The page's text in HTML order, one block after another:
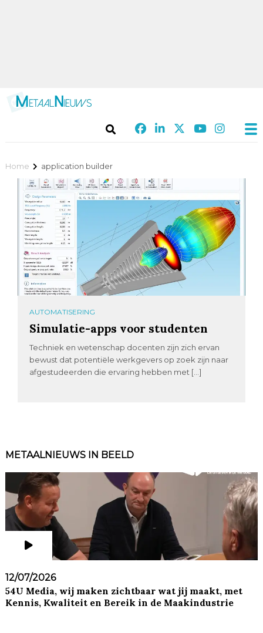
Home application builder
AUTOMATISERING
Simulatie-apps voor studenten
Techniek en wetenschap docenten zijn zich ervan
bewust dat potentiële werkgevers op zoek zijn naar
afgestudeerden die ervaring hebben met […]
METAALNIEUWS IN BEELD
12/07/2026
54U Media, wij maken zichtbaar wat jij maakt, met
Kennis, Kwaliteit en Bereik in de Maakindustrie